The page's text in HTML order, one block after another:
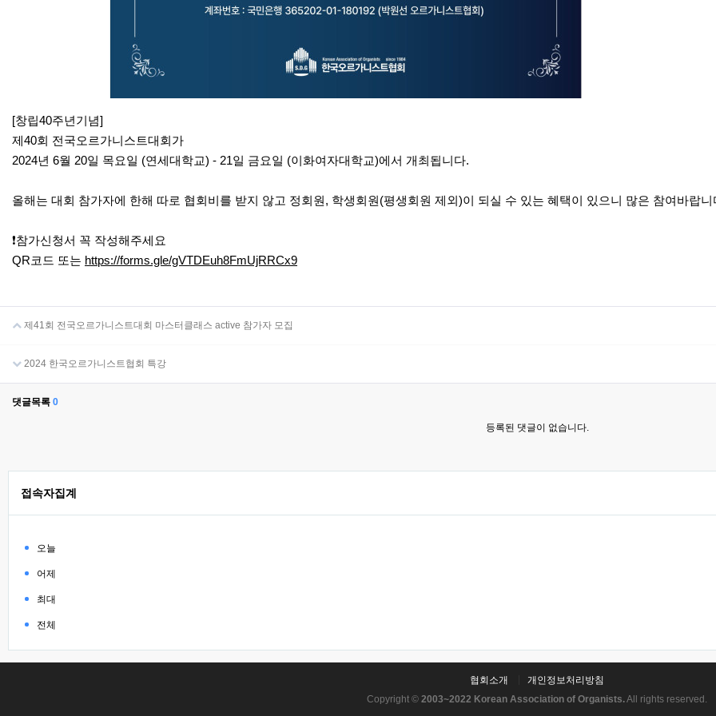
[창립40주년기념]
제40회 전국오르가니스트대회가
2024년 6월 20일 목요일 (연세대학교) - 21일 금요일 (이화여자대학교)에서 개최됩니다.
올해는 대회 참가자에 한해 따로 협회비를 받지 않고 정회원, 학생회원(평생회원 제외)이 되실 수 있는 혜택이 있으니 많은 참여바랍니
❗️참가신청서 꼭 작성해주세요
QR코드 또는 https://forms.gle/gVTDEuh8FmUjRRCx9
제41회 전국오르가니스트대회 마스터클래스 active 참가자 모집
2024 한국오르가니스트협회 특강
댓글목록 0
등록된 댓글이 없습니다.
접속자집계
오늘
어제
최대
전체
협회소개
개인정보처리방침
Copyright © 2003~2022 Korean Association of Organists.All rights reserved.